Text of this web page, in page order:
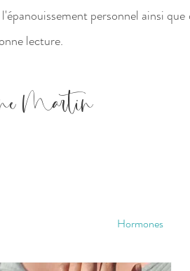
personnel ainsi que
lecture.
Martin
Hormones